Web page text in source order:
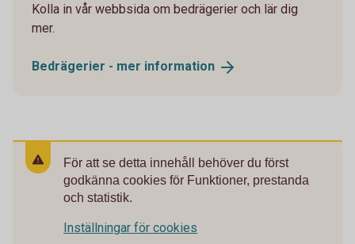
Kolla in vår webbsida om bedrägerier och lär dig
mer.
Bedrägerier - mer information
För att se detta innehåll behöver du först
godkänna cookies för Funktioner, prestanda
och statistik.
Inställningar för cookies